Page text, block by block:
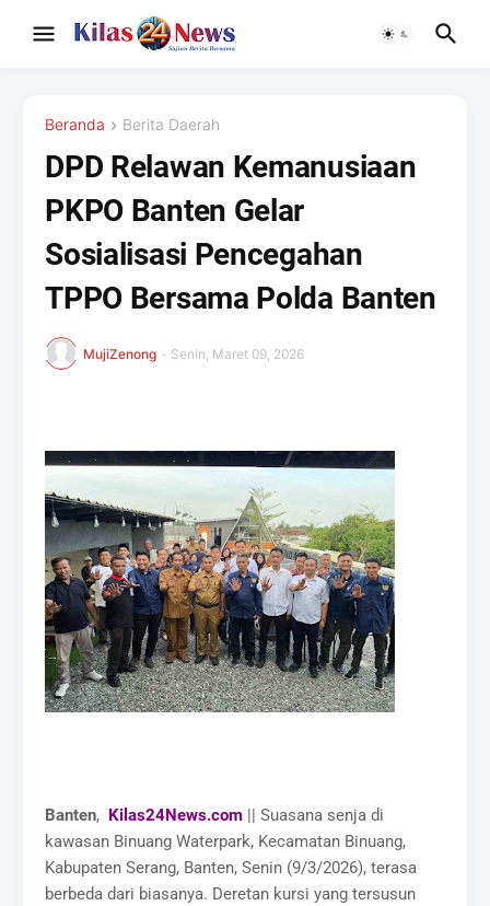
Beranda Berita Daerah
DPD Relawan Kemanusiaan
PKPO Banten Gelar
Sosialisasi Pencegahan
TPPO Bersama Polda Banten
MujiZenong - Senin, Maret 09, 2026
Banten, Kilas24News.com || Suasana senja di
kawasan Binuang Waterpark, Kecamatan Binuang,
Kabupaten Serang, Banten, Senin (9/3/2026), terasa
berbeda dari biasanya. Deretan kursi yang tersusun